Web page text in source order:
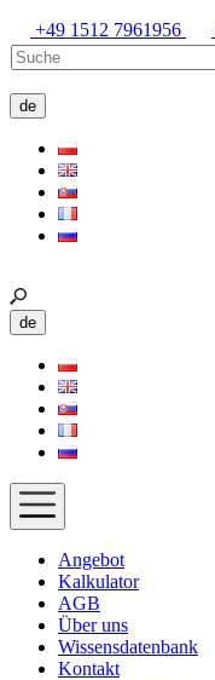
+49 1512 7961956
de
de
Angebot
Kalkulator
AGB
Über uns
Wissensdatenbank
Kontakt